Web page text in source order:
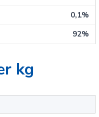
0,1%
92%
kg